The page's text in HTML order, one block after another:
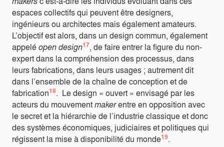
espaces collectifs qui peuvent être designers,
ingénieurs ou architectes mais également amateurs.
L’objectif est alors, dans un design commun, également
appeléopen design17, de faire entrer la figure du non-
expert dans la compréhension des processus, dans
leurs fabrications, dans leurs usages ; autrement dit
dans l’ensemble de la chaîne de conception et de
fabrication18. Le design « ouvert » envisagé par les
acteurs du mouvementmakerentre en opposition avec
le secret et la hiérarchie de l’industrie classique et donc
des systèmes économiques, judiciaires et politiques qui
régissent la mise à disponibilité du monde19.